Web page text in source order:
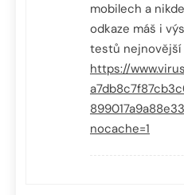
mobilech a
odkaze máš i
testů nejnovější
https://
nocache=1